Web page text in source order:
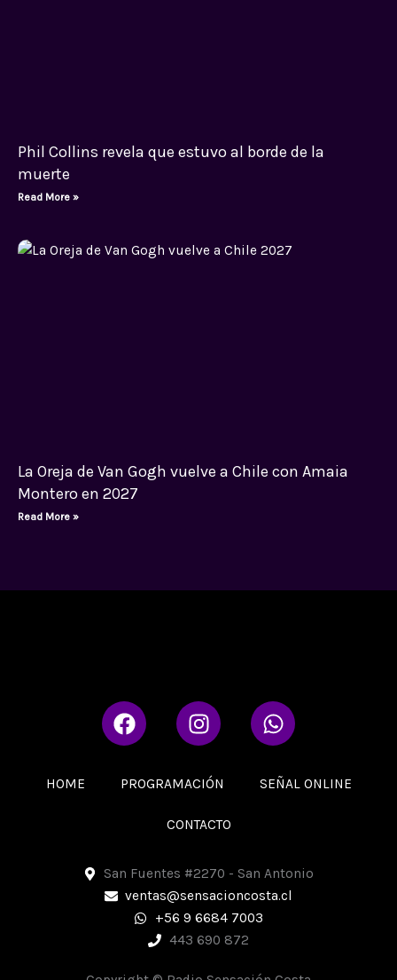
Phil Collins revela que estuvo al borde de la
muerte
Read More »
La Oreja de Van Gogh vuelve a Chile con Amaia
Montero en 2027
Read More »
F
a
e
k
I
n
t
g
a
m
W
h
t
p
HOME PROGRAMACIÓN SEÑAL ONLINE
CONTACTO
San Fuentes #2270 - San Antonio
ventas@sensacioncosta.cl
+56 9 6684 7003
443 690 872